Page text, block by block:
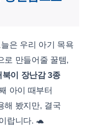
은 우리 아기 목욕
로 만들어줄 꿀템,
이 장난감 3종
아이 때부터
해 봤지만, 결국
랍니다. 🐢